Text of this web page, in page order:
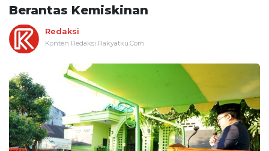
Berantas Kemiskinan
Redaksi
Konten Redaksi Rakyatku.Com